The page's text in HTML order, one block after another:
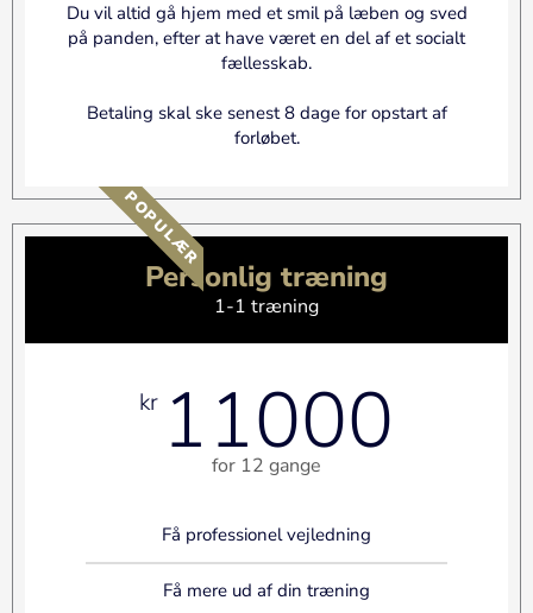
Du vil altid gå hjem med et smil på læben og sved
på panden, efter at have været en del af et socialt
fællesskab.
Betaling skal ske senest 8 dage for opstart af
forløbet.
POPULÆR
Personlig træning
1-1 træning
kr 11000
for 12 gange
Få professionel vejledning
Få mere ud af din træning